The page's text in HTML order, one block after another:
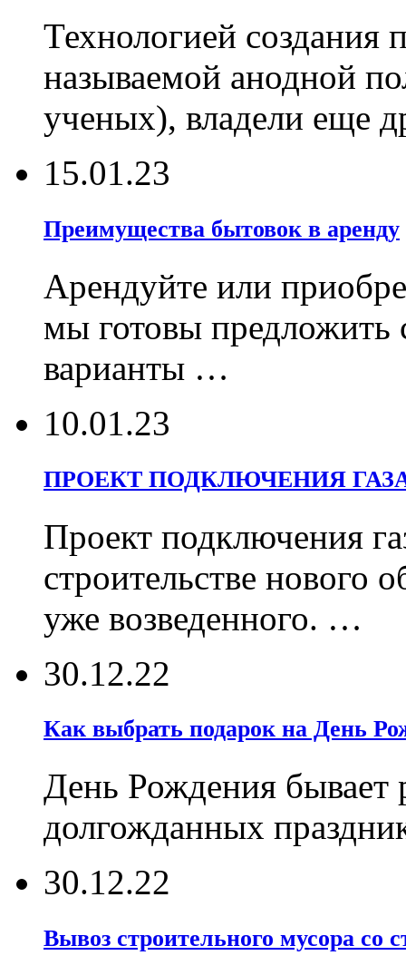
Технологией создания
называемой анодной
ученых), владели еще
15.01.23
Преимущества бытовок в аренду
Арендуйте или
мы готовы предложить
варианты …
10.01.23
ПРОЕКТ ПОДКЛЮЧЕНИЯ
Проект подключения
строительстве нового
уже возведенного. …
30.12.22
Как выбрать подарок на День
День Рождения бывает
долгожданных
30.12.22
Вывоз строительного мусора со